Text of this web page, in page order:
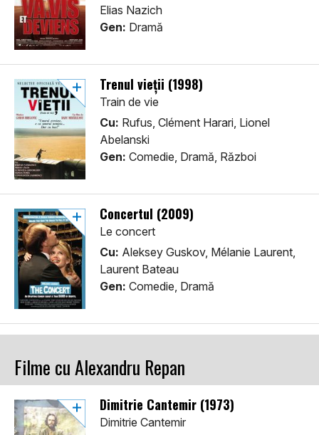
Elias Nazich
Gen: Dramă
Trenul vieții (1998)
Train de vie
Cu: Rufus, Clément Harari, Lionel
Abelanski
Gen: Comedie, Dramă, Război
Concertul (2009)
Le concert
Cu: Aleksey Guskov, Mélanie Laurent,
Laurent Bateau
Gen: Comedie, Dramă
Filme cu Alexandru Repan
Dimitrie Cantemir (1973)
Dimitrie Cantemir